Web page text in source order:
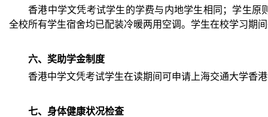
香港中学文凭考试学生的学费与内地学生相同；学生
全校所有学生宿舍均已配装冷暖两用空调。学生在校学习期
六、奖助学金制度
香港中学文凭考试学生在读期间可申请上海交通大学香
七、身体健康状况检查